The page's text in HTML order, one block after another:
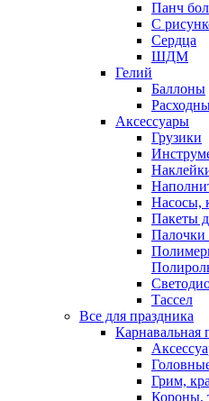
Панч
С
Сердца
ШДМ
Гелий
Баллоны
Аксессуары
Грузики
Насосы,
Пакеты
Тассел
Все для праздника
Карнавальная
Грим,
Короны,